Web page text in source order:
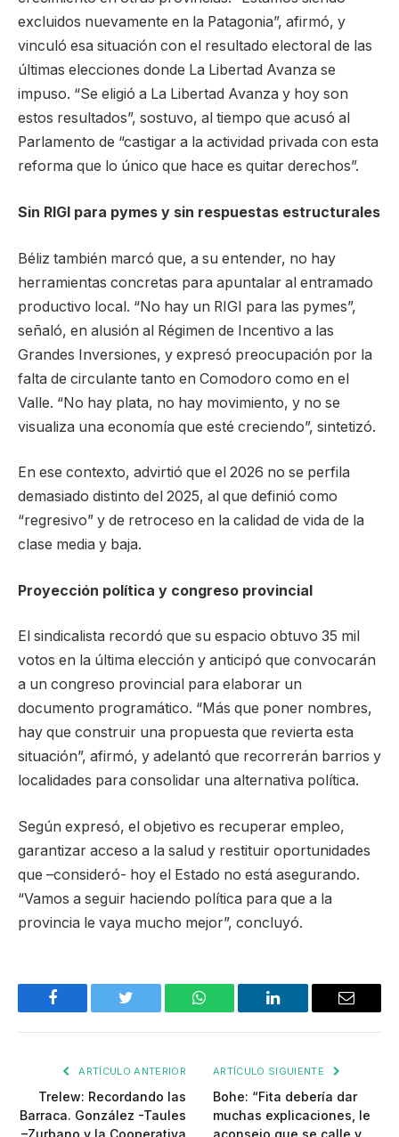
excluidos nuevamente en la Patagonia”, afirmó, y
vinculó esa situación con el resultado electoral de las
últimas elecciones donde La Libertad Avanza se
impuso. “Se eligió a La Libertad Avanza y hoy son
estos resultados”, sostuvo, al tiempo que acusó al
Parlamento de “castigar a la actividad privada con esta
reforma que lo único que hace es quitar derechos”.
Sin RIGI para pymes y sin respuestas estructurales
Béliz también marcó que, a su entender, no hay
herramientas concretas para apuntalar al entramado
productivo local. “No hay un RIGI para las pymes”,
señaló, en alusión al Régimen de Incentivo a las
Grandes Inversiones, y expresó preocupación por la
falta de circulante tanto en Comodoro como en el
Valle. “No hay plata, no hay movimiento, y no se
visualiza una economía que esté creciendo”, sintetizó.
En ese contexto, advirtió que el 2026 no se perfila
demasiado distinto del 2025, al que definió como
“regresivo” y de retroceso en la calidad de vida de la
clase media y baja.
Proyección política y congreso provincial
El sindicalista recordó que su espacio obtuvo 35 mil
votos en la última elección y anticipó que convocarán
a un congreso provincial para elaborar un
documento programático. “Más que poner nombres,
hay que construir una propuesta que revierta esta
situación”, afirmó, y adelantó que recorrerán barrios y
localidades para consolidar una alternativa política.
Según expresó, el objetivo es recuperar empleo,
garantizar acceso a la salud y restituir oportunidades
que –consideró- hoy el Estado no está asegurando.
“Vamos a seguir haciendo política para que a la
provincia le vaya mucho mejor”, concluyó.
Facebook Twitter WhatsApp LinkedIn Email
ARTÍCULO ANTERIOR
Trelew: Recordando las
Barraca. González -Taules
–Zurbano y la Cooperativa
ARTÍCULO SIGUIENTE
Bohe: “Fita debería dar
muchas explicaciones, le
aconsejo que se calle y